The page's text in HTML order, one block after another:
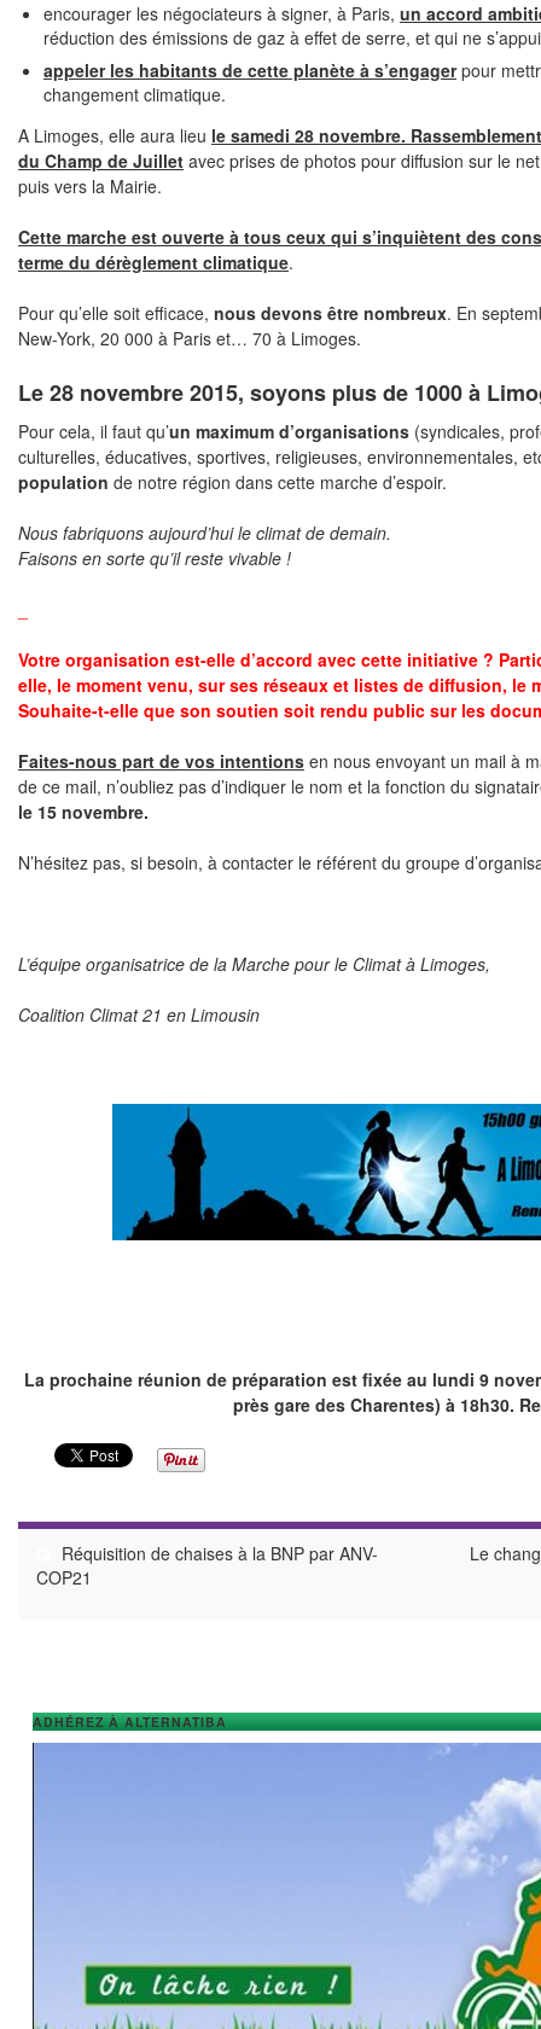
encourager les négociateurs à signer, à Paris, un accord
réduction des émissions de gaz à effet de serre, et qui ne
appeler les habitants de cette planète à s’engagerpour
changement climatique.
A Limoges, elle aura lieu le samedi 28 novembre.
du Champ de Juillet avec prises de photos pour diffusion sur le
puis vers la Mairie.
Cette marche est ouverte à tous ceux qui s’inquiètent des
terme du dérèglement climatique.
Pour qu’elle soit efficace, nous devons être nombreux. En
New-York, 20 000 à Paris et… 70 à Limoges.
Le 28 novembre 2015, soyons plus de 1000 à
Pour cela, il faut qu’un maximum d’organisations (syndicales,
culturelles, éducatives, sportives, religieuses, environnementales,
population de notre région dans cette marche d’espoir.
Nous fabriquons aujourd’hui le climat de demain.
Faisons en sorte qu’il reste vivable !
Votre organisation est-elle d’accord avec cette initiative ?
elle, le moment venu, sur ses réseaux et listes de diffusion, le
Souhaite-t-elle que son soutien soit rendu public sur les
Faites-nous part de vos intentions en nous envoyant un mail à
de ce mail, n’oubliez pas d’indiquer le nom et la fonction du
le 15 novembre.
N’hésitez pas, si besoin, à contacter le référent du groupe
L’équipe organisatrice de la Marche pour le Climat à Limoges,
Coalition Climat 21 en Limousin
La prochaine réunion de préparation est fixée au lundi 9
près gare des Charentes) à 18h30.
Réquisition de chaises à la BNP par ANV-
COP21
Le
ADHÉREZ À ALTERNATIBA